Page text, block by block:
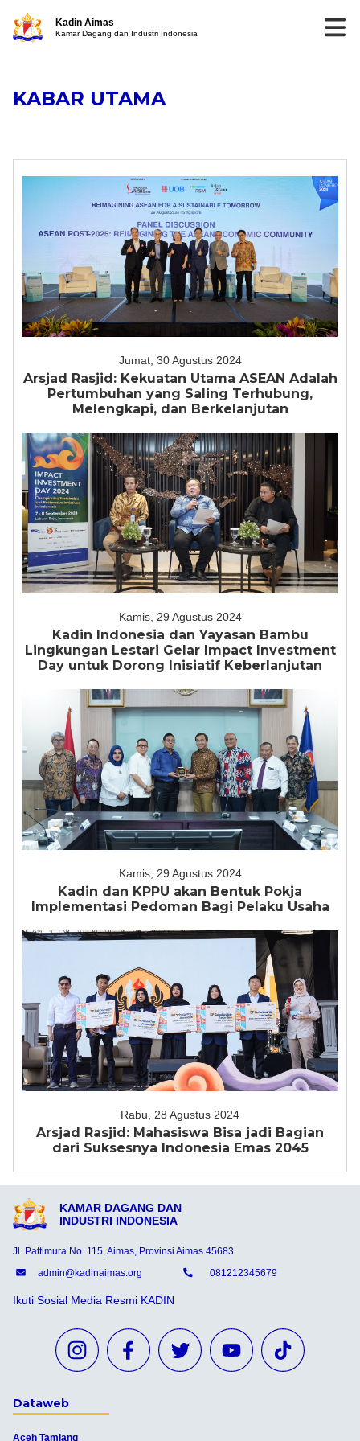
Kadin Aimas
Kamar Dagang dan Industri Indonesia
KABAR UTAMA
Jumat, 30 Agustus 2024
Arsjad Rasjid: Kekuatan Utama ASEAN Adalah
Pertumbuhan yang Saling Terhubung,
Melengkapi, dan Berkelanjutan
Kamis, 29 Agustus 2024
Kadin Indonesia dan Yayasan Bambu
Lingkungan Lestari Gelar Impact Investment
Day untuk Dorong Inisiatif Keberlanjutan
Kamis, 29 Agustus 2024
Kadin dan KPPU akan Bentuk Pokja
Implementasi Pedoman Bagi Pelaku Usaha
Rabu, 28 Agustus 2024
Arsjad Rasjid: Mahasiswa Bisa jadi Bagian
dari Suksesnya Indonesia Emas 2045
KAMAR DAGANG DAN
INDUSTRI INDONESIA
Jl. Pattimura No. 115, Aimas, Provinsi Aimas 45683
admin@kadinaimas.org
081212345679
Ikuti Sosial Media Resmi KADIN
Dataweb
Aceh Tamiang